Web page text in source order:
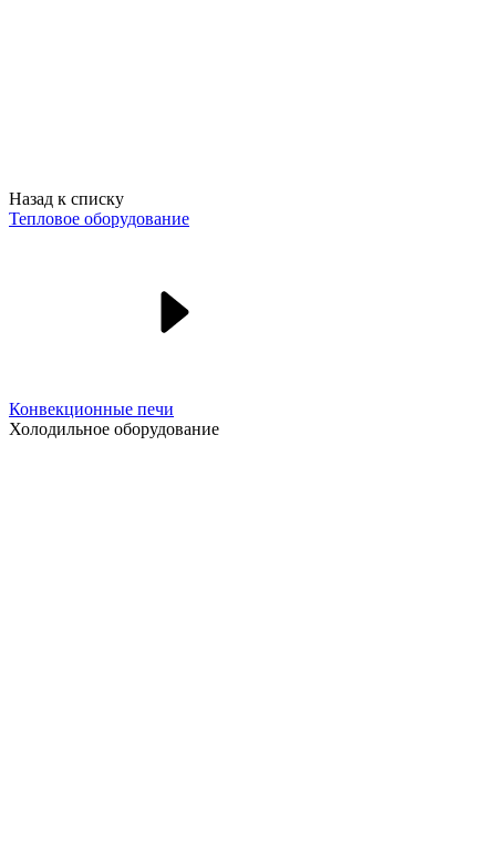
Назад к списку
Тепловое оборудование
Конвекционные печи
Холодильное оборудование